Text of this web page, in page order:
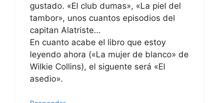
gustado. «El club dumas», «La piel del
tambor», unos cuantos episodios del
capitan Alatriste…
En cuanto acabe el libro que estoy
leyendo ahora («La mujer de blanco» de
Wilkie Collins), el siguente será «El
asedio».